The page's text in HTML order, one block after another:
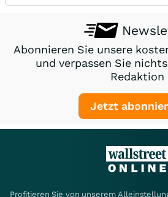
Abonnieren Sie unsere
und verpassen Sie
Redaktion
Jetzt
Profitieren Sie von unserem